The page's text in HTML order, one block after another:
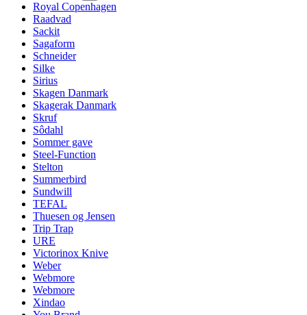
Royal Copenhagen
Raadvad
Sackit
Sagaform
Schneider
Silke
Sirius
Skagen Danmark
Skagerak Danmark
Skruf
Sôdahl
Sommer gave
Steel-Function
Stelton
Summerbird
Sundwill
TEFAL
Thuesen og Jensen
Trip Trap
URE
Victorinox Knive
Weber
Webmore
Webmore
Xindao